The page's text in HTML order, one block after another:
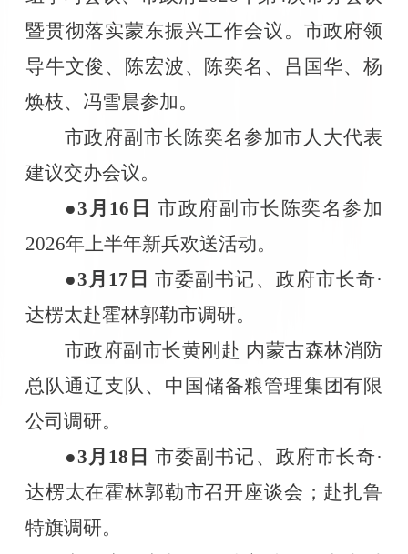
暨贯彻落实蒙东振兴工作会议。市政府领
导牛文俊、陈宏波、陈奕名、吕国华、杨
焕枝、冯雪晨参加。
市政府副市长陈奕名参加市人大代表
建议交办会议。
●3 月 16 日市政府副市长陈奕名参加
2026年上半年新兵欢送活动。
●3 月 17 日市委副书记、政府市长奇·
达楞太赴霍林郭勒市调研。
市政府副市长黄刚赴 ‌内蒙古森林消防
总队通辽支队‌、中国储备粮管理集团有限
公司调研。
●3 月 18 日市委副书记、政府市长奇·
达楞太在霍林郭勒市召开座谈会；赴扎鲁
特旗调研。